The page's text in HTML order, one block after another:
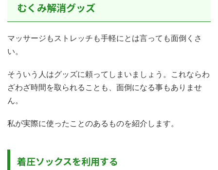
むくみ解消グッズ
マッサージもストレッチも手軽にとは言っても面倒くさ
い。
そういう人はグッズに頼ってしまいましょう。これならわ
ざわざ時間を取られることも、面倒になる事もありませ
ん。
私が実際に使ったことのあるものを紹介します。
着圧ソックスを利用する